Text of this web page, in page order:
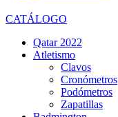
CATÁLOGO
Qatar 2022
Atletismo
Clavos
Cronómetros
Podómetros
Zapatillas